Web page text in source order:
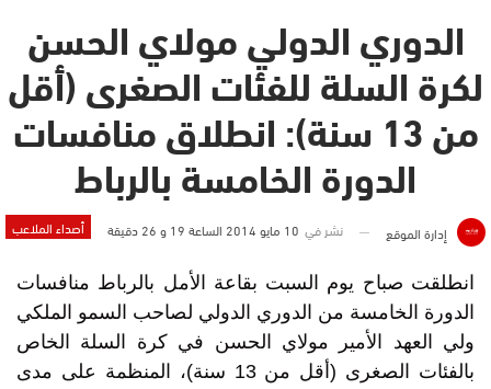
الدوري الدولي مولاي الحسن
لكرة السلة للفئات الصغرى (أقل
من 13 سنة): انطلاق منافسات
الدورة الخامسة بالرباط
أصداء الملاعب إدارة الموقع نشر في 10 مايو 2014 الساعة 19 و 26 دقيقة
انطلقت صباح يوم السبت بقاعة الأمل بالرباط منافسات
الدورة الخامسة من الدوري الدولي لصاحب السمو الملكي
ولي العهد الأمير مولاي الحسن في كرة السلة الخاص
بالفئات الصغرى (أقل من 13 سنة)، المنظمة على مدى